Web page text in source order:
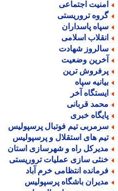
اجتماعی
تروریستی
پاسداران
اسلامی
شهادت
وضعیت
ترین
سپاه
آخر
قربانی
خبری
تیم فوتبال پرسپولیس
های استقلال و پرسپولیس
راه و شهرسازی استان
سازی عملیات تروریستی
انتظامی خرم آباد
باشگاه پرسپولیس